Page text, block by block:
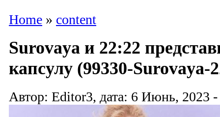
Home » content
Surovaya и 22:22
капсулу (99330-Surovaya-
Автор: Editor3, дата: 6 Июнь, 2023 -